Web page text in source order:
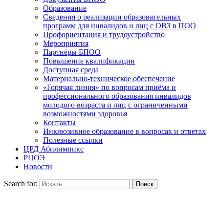
Образование
Сведения о реализации образовательных
программ для инвалидов и лиц с ОВЗ в ПОО
Профориентация и трудоустройство
Мероприятия
Партнёры БПОО
Повышение квалификации
Доступная среда
Материально-техническое обеспечение
«Горячая линия» по вопросам приёма и
профессионального образования инвалидов
молодого возраста и лиц с ограниченными
возможностями здоровья
Контакты
Инклюзивное образование в вопросах и ответах
Полезные ссылки
ЦРД Абилимпикс
РЦОЭ
Новости
Search for: